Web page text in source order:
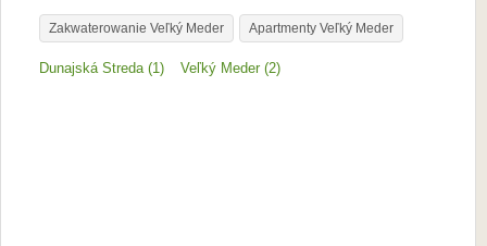
Zakwaterowanie Veľký Meder Apartmenty Veľký Meder
Dunajská Streda (1) Veľký Meder (2)